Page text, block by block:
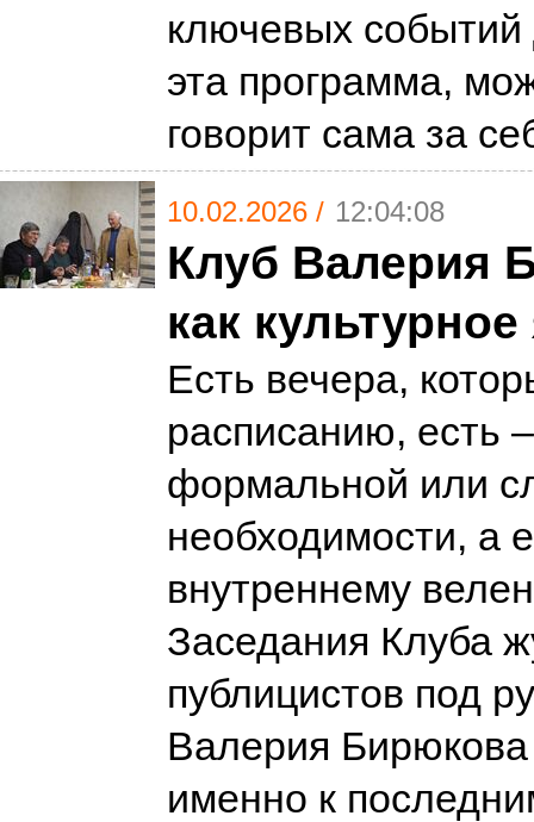
ключевых
эта программа,
говорит сама за
10.02.2026 / 12:04:08
Клуб Валерия
как
Есть вечера,
расписанию, есть
формальной или
необходимости, а
внутреннему
Заседания Клуба
публицистов под
Валерия Бирюкова
именно к